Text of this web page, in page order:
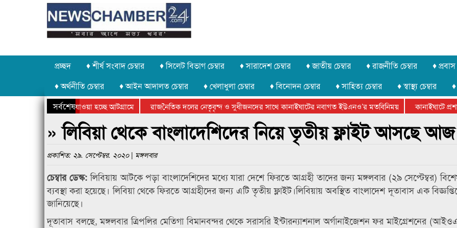
প্রচ্ছদ ♦ শীর্ষ সংবাদ চেম্বার ♦ সিলেট বিভাগ চেম্বার ♦ সারাদেশ চেম্বার ♦ জাতীয় চেম্বার ♦ রাজনীতি চেম্বার ♦ প্রবাস
♦ অর্থনীতি চেম্বার
♦ আইন আদালত চেম্বার ♦ খেলাধুলা চেম্বার ♦ বিনোদন চেম্বার ♦ সাহিত্য চেম্বার ♦ স্বাস্থ্য চেম্বার
সর্বশেষ
চুরি করে নিয়ে যাওয়া হচ্ছে আটগ্রামে রাজনৈতিক দলের নেতৃবৃন্দ ও সুধীজনদের সাথে কানাইঘাটের নবাগত ইউএনও’র মতবিনিময় কানাইঘাটে
ক্রীড়া প্রতিযোগিতার পুরস্কার বিতরণ সম্পন্ন
সিলেটে বাংলাদেশ গ্রুপ থিয়েটার ফেডারেশানের বিভাগীয় অভিনয় কর্মশালা সম্পন্ন
» লিবিয়া থেকে বাংলাদেশিদের নিয়ে তৃতীয় ফ্লাইট আসছে আজ
প্রকাশিত: ২৯. সেপ্টেম্বর. ২০২০ | মঙ্গলবার
চেম্বার ডেস্ক:লিবিয়ায় আটকে পড়া বাংলাদেশিদের মধ্যে যারা দেশে ফিরতে আগ্রহী তাদের জন্য মঙ্গলবার (২৯ সেপ্টেম্বর)
ব্যবস্থা করা হয়েছে। লিবিয়া থেকে ফিরতে আগ্রহীদের জন্য এটি তৃতীয় ফ্লাইট।লিবিয়ায় অবস্থিত বাংলাদেশ দূতাবাস এক
জানিয়েছে।
দূতাবাস বলছে, মঙ্গলবার ত্রিপলির মেতিগা বিমানবন্দর থেকে সরাসরি ইন্টারন্যাশনাল অর্গানাইজেশন ফর মাইগ্রেশনের